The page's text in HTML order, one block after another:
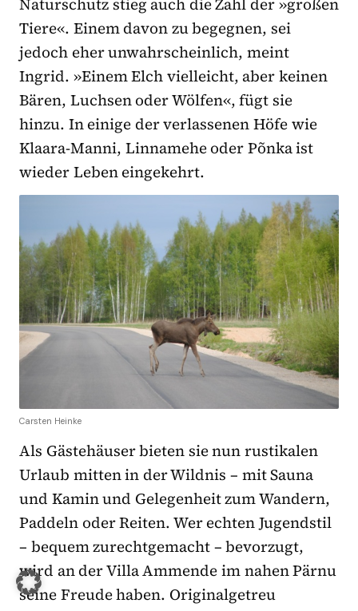
Tiere«. Einem davon zu begegnen, sei
jedoch eher unwahrscheinlich, meint
Ingrid. »Einem Elch vielleicht, aber keinen
Bären, Luchsen oder Wölfen«, fügt sie
hinzu. In einige der verlassenen Höfe wie
Klaara-Manni, Linnamehe oder Põnka ist
wieder Leben eingekehrt.
Carsten Heinke
Als Gästehäuser bieten sie nun rustikalen
Urlaub mitten in der Wildnis – mit Sauna
und Kamin und Gelegenheit zum Wandern,
Paddeln oder Reiten. Wer echten Jugendstil
– bequem zurechtgemacht – bevorzugt,
wird an der Villa Ammende im nahen Pärnu
seine Freude haben. Originalgetreu